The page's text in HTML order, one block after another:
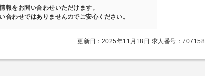
報をお問い合わせいただけます。
合わせではありませんのでご安心ください。
更新日：2025年11月18日 求人番号：707158